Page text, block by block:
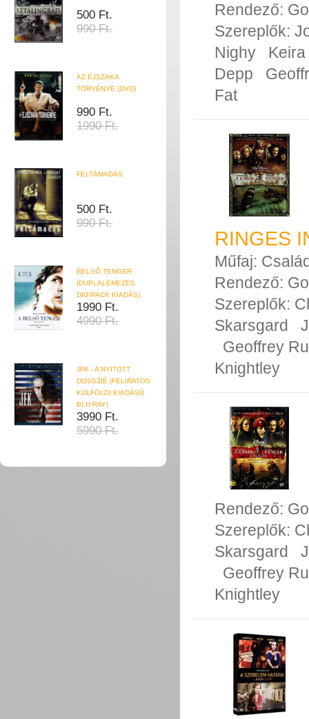
500 Ft.
990 Ft.
AZ ÉJSZAKA
TÖRVÉNYE (DVD)
990 Ft.
1990 Ft.
FELTÁMADÁS
500 Ft.
990 Ft.
BELSŐ TENGER
(DUPLALEMEZES
DIGIPACK KIADÁS)
1990 Ft.
4990 Ft.
JFK - A NYITOTT
DOSSZIÉ (FELIRATOS
KÜLFÖLDI KIADÁSÚ
BLU-RAY)
3990 Ft.
5990 Ft.
Rendező:
Szereplők:
Nighy
Depp
Fat
RINGES
Műfaj:
Rendező:
Szereplők:
Skarsgard
Geoffrey
Knightley
Rendező:
Szereplők:
Skarsgard
Geoffrey
Knightley